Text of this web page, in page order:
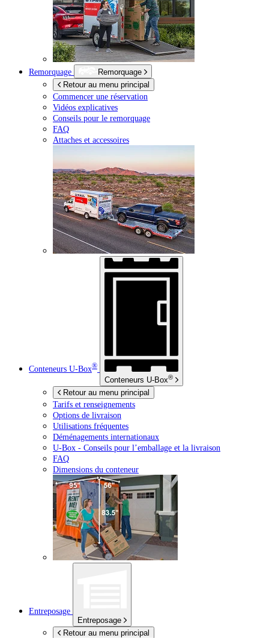
Remorquage
Remorquage
Retour au menu principal
Commencer une réservation
Vidéos explicatives
Conseils pour le remorquage
FAQ
Attaches et accessoires
Conteneurs U-Box®
Conteneurs U-Box®
Retour au menu principal
Tarifs et renseignements
Options de livraison
Utilisations fréquentes
Déménagements internationaux
U-Box - Conseils pour l’emballage et la livraison
FAQ
Dimensions du conteneur
Entreposage
Entreposage
Retour au menu principal